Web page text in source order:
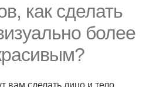
как сделать
более